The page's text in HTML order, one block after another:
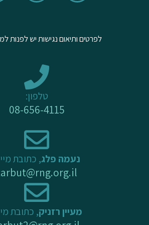
g
o
k
-
f
לפרטים ותיאום נגישות יש לפנות
טלפון:
08-656-4115
נעמה פלג, כתובת
מעיין רזניק, כתובת